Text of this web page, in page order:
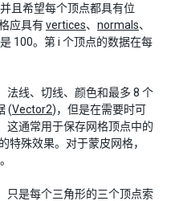
且希望每个顶点都具有位
应具有vertices、 normals、
100。第 i 个顶点的数据在每
法线、切线、颜色和最多 8 个
(Vector2)，但是在需要时可
这通常用于保存网格顶点中的
特殊效果。对于蒙皮网格，
。
只是每个三角形的三个顶点索